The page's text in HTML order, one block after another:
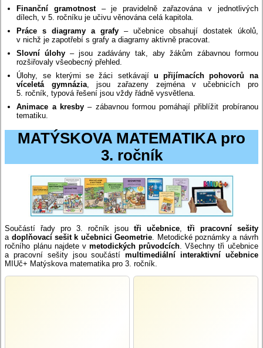
Finanční gramotnost– je pravidelně zařazována v jednotlivých
dílech, v 5. ročníku je učivu věnována celá kapitola.
Práce s diagramy a grafy – učebnice obsahují dostatek úkolů,
v nichž je zapotřebí s grafy a diagramy aktivně pracovat.
Slovní úlohy – jsou zadávány tak, aby žákům zábavnou formou
rozšiřovaly všeobecný přehled.
Úlohy, se kterými se žáci setkávají u přijímacích pohovorů na
víceletá gymnázia, jsou zařazeny zejména v učebnicích pro
5. ročník, typová řešení jsou vždy řádně vysvětlena.
Animace a kresby– zábavnou formou pomáhají přiblížit probíranou
tematiku.
MATÝSKOVA MATEMATIKA pro
3. ročník
Součástí řady pro 3. ročník jsou tři učebnice, tři pracovní sešity
a doplňovací sešit k učebnici Geometrie. Metodické poznámky a návrh
ročního plánu najdete v metodických průvodcích. Všechny tři učebnice
a pracovní sešity jsou součástímultimediální interaktivní učebnice
MIUč+ Matýskova matematika pro 3. ročník.